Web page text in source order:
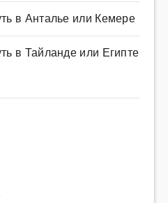
в Анталье или Кемере
в Тайланде или Египте